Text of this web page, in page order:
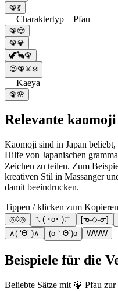
🦚💃
— Charaktertyp – Pfau
🦚😍
🦚💎
🦖🦕🦚
😉🦚⚔️❄️
— Kaeya
🦚🌸
Relevante kaomoji
Kaomoji sind in Japan
Hilfe von Japanischen
Zeichen zu teilen. Zum
kreativen Stil in Massanger
damit beeindrucken.
Tippen / klicken zum
◎◊◎ ㄟ( ･ө･ )ㄏ [ᓀ˵◇˵ᓂ]
∧( ‘Θ’ )∧
(o｀Θ´)o ₩₩₩
Beispiele für die
Beliebte Sätze mit 🦚 Pfau